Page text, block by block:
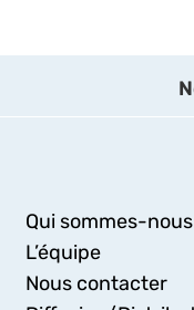
Qui sommes-
L’équipe
Nous contacter